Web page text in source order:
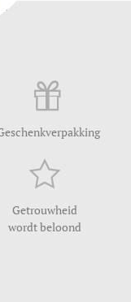
Getrouwheid
wordt beloond